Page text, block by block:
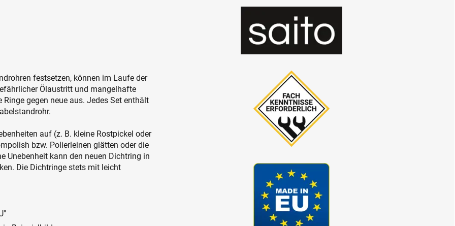
festsetzen, können im Laufe der
Ölaustritt und mangelhafte
gegen neue aus. Jedes Set enthält
auf (z. B. kleine Rostpickel oder
bzw. Polierleinen glätten oder die
Unebenheit kann den neuen Dichtring in
Die Dichtringe stets mit leicht